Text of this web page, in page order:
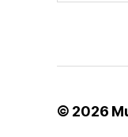
© 2026